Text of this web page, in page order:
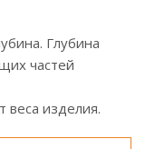
Глубина
частей
веса изделия.